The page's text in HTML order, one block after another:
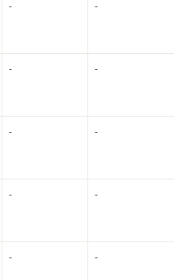
- -
- -
- -
- -
- -